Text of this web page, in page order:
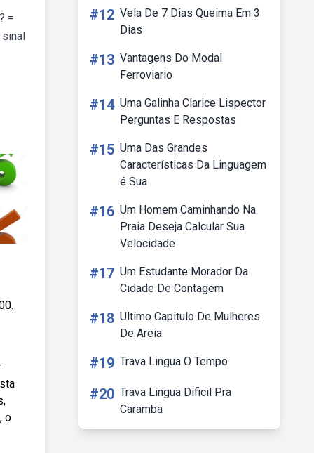
=
sinal
o
#12 Vela De 7 Dias Queima Em 3
Dias
#13 Vantagens Do Modal
Ferroviario
#14 Uma Galinha Clarice Lispector
Perguntas E Respostas
#15 Uma Das Grandes
Características Da Linguagem
é Sua
#16 Um Homem Caminhando Na
Praia Deseja Calcular Sua
Velocidade
#17 Um Estudante Morador Da
Cidade De Contagem
#18 Ultimo Capitulo De Mulheres
De Areia
#19 Trava Lingua O Tempo
#20 Trava Lingua Dificil Pra
Caramba